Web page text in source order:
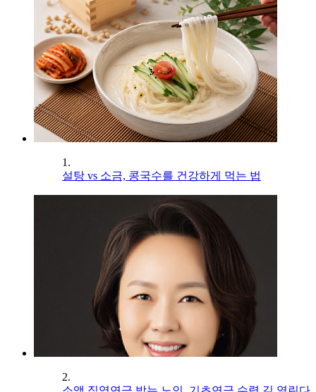
1.
설탕 vs 소금, 콩국수를 건강하게 먹는 법
2.